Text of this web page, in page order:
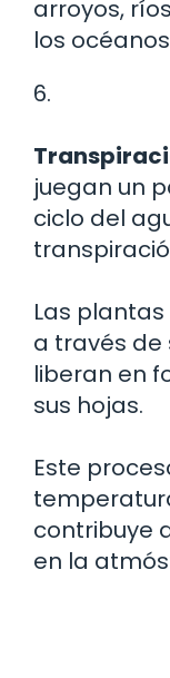
arroyos,
los
6.
juegan un
ciclo del
Las
a través de
liberan en
sus hojas.
Este
contribuye
en la